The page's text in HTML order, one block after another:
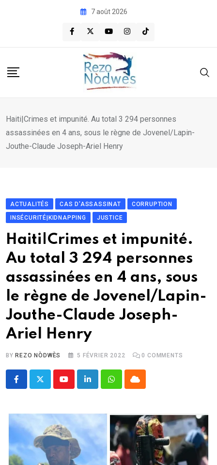
7 août 2026
Haiti|Crimes et impunité. Au total 3 294 personnes
assassinées en 4 ans, sous le règne de Jovenel/Lapin-
Jouthe-Claude Joseph-Ariel Henry
ACTUALITÉS CAS D'ASSASSINAT
CORRUPTION
INSÉCURITÉ|KIDNAPPING
JUSTICE
Haiti|Crimes et impunité.
Au total 3 294 personnes
assassinées en 4 ans, sous
le règne de Jovenel/Lapin-
Jouthe-Claude Joseph-
Ariel Henry
BY REZO NÒDWÈS 5 FÉVRIER 2022 0 COMMENTS
YoutubeLinkedInWhatsappCloud